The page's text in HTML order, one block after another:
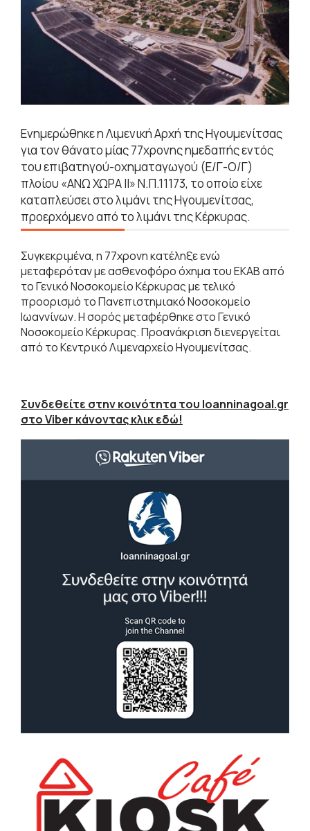
Ενημερώθηκε η Λιμενική Αρχή της Ηγουμενίτσας
για τον θάνατο μίας 77χρονης ημεδαπής εντός
του επιβατηγού-οχηματαγωγού (Ε/Γ-Ο/Γ)
πλοίου «ΑΝΩ ΧΩΡΑ ΙΙ» Ν.Π.11173, το οποίο είχε
καταπλεύσει στο λιμάνι της Ηγουμενίτσας,
προερχόμενο από το λιμάνι της Κέρκυρας.
Συγκεκριμένα, η 77χρονη κατέληξε ενώ
μεταφερόταν με ασθενοφόρο όχημα του ΕΚΑΒ από
το Γενικό Νοσοκομείο Κέρκυρας με τελικό
προορισμό το Πανεπιστημιακό Νοσοκομείο
Ιωαννίνων. Η σορός μεταφέρθηκε στο Γενικό
Νοσοκομείο Κέρκυρας. Προανάκριση διενεργείται
από το Κεντρικό Λιμεναρχείο Ηγουμενίτσας.
Συνδεθείτε στην κοινότητα του Ioanninagoal.gr
στο Viber κάνοντας κλικ εδώ!